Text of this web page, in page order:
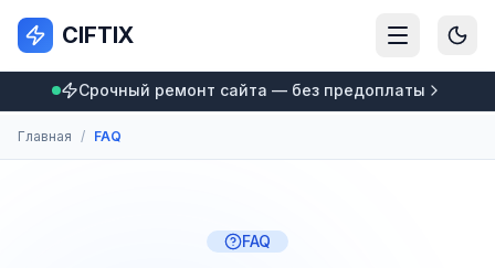
CIFTIX
Срочный ремонт сайта — без предоплаты
Главная / FAQ
FAQ